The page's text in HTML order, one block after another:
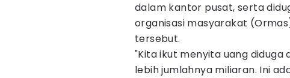
dalam kantor pusat, serta
organisasi masyarakat
tersebut.
"Kita ikut menyita uang diduga
lebih jumlahnya miliaran. Ini